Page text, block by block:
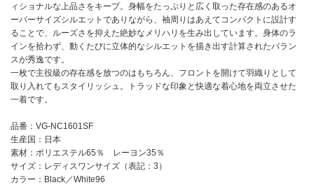
ィショナルな上品さをキープ。身幅をたっぷりと広く取った存在感のあるオ
ーバーサイズシルエットでありながら、袖周りはあえてコンパクトに設計す
ることで、ルーズさを抑えた絶妙なメリハリを生み出しています。身体のラ
インを拾わず、動くたびに立体的なシルエットを描き出す計算されたバラン
スが秀逸です。
一枚で主役級の存在感を放つのはもちろん、フロントを開けて羽織りとして
取り入れてもスタイリッシュ。トラッドな印象と快適な着心地を両立させた
一着です。
品番：VG-NC1601SF
生産国：日本
素材：ポリエステル65％ レーヨン35％
サイズ：レディスワンサイズ（表記：3）
カラー：Black／White96